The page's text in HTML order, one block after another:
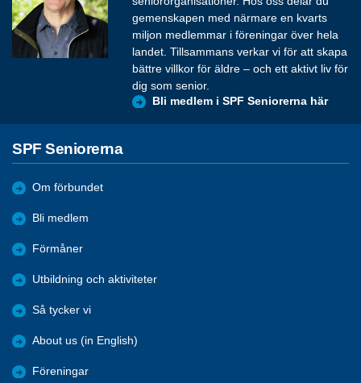
gemenskapen med närmare en kvarts
miljon medlemmar i föreningar över hela
landet. Tillsammans verkar vi för att skapa
bättre villkor för äldre – och ett aktivt liv för
dig som senior.
Bli medlem i SPF Seniorerna här
SPF Seniorerna
Om förbundet
Bli medlem
Förmåner
Utbildning och aktiviteter
Så tycker vi
About us (in English)
Föreningar